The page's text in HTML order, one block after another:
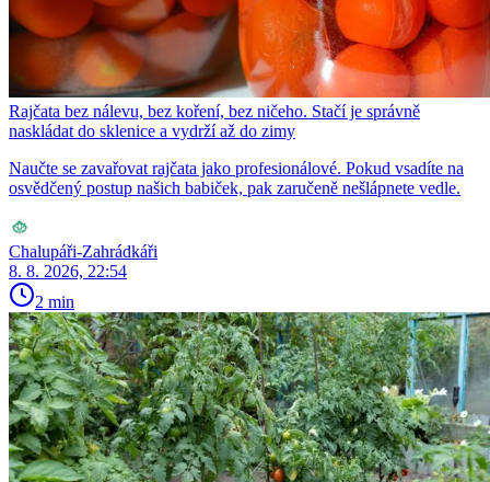
Rajčata bez nálevu, bez koření, bez ničeho. Stačí je správně
naskládat do sklenice a vydrží až do zimy
Naučte se zavařovat rajčata jako profesionálové. Pokud vsadíte na
osvědčený postup našich babiček, pak zaručeně nešlápnete vedle.
Chalupáři-Zahrádkáři
8. 8. 2026, 22:54
2 min